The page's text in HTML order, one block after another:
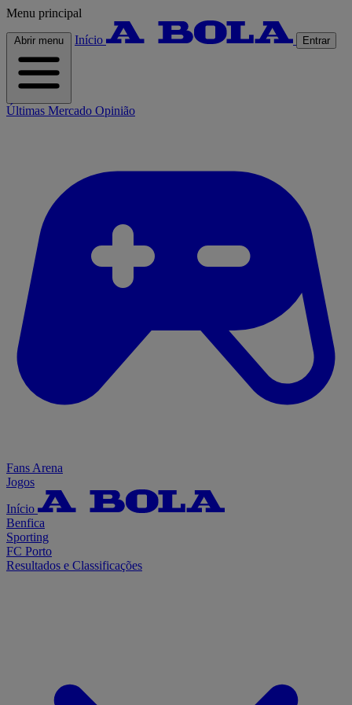
Menu principal
Abrir menu Início Entrar
Últimas Mercado Opinião
Fans Arena
Jogos
Início
Benfica
Sporting
FC Porto
Resultados e Classificações